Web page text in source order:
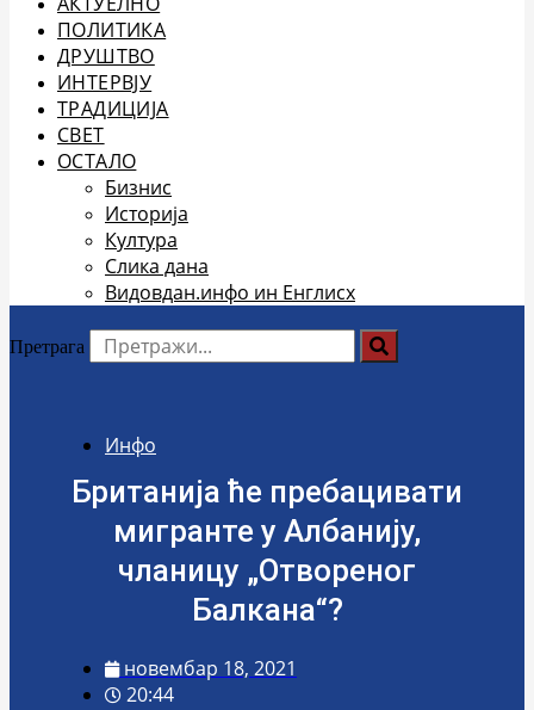
ПОЛИТИКА
ДРУШТВО
ИНТЕРВЈУ
ТРАДИЦИЈА
СВЕТ
ОСТАЛО
Бизнис
Историја
Култура
Слика дана
Видовдан.инфо ин Енглисх
Претрага
Инфо
Британија ће пребацивати
мигранте у Албанију,
чланицу „Отвореног
Балкана“?
новембар 18, 2021
20:44